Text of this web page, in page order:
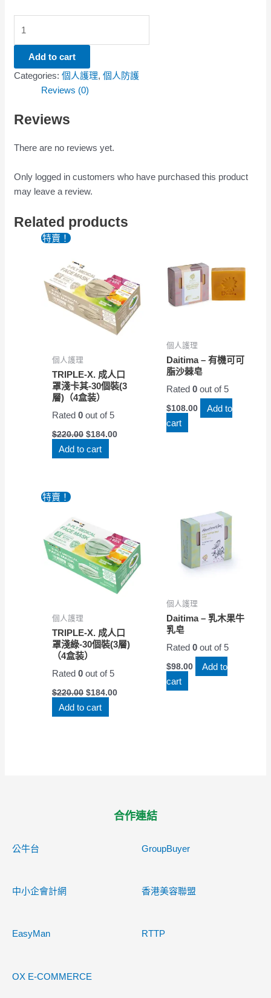
Add to cart
Categories:個人護理,個人防護
Reviews (0)
Reviews
There are no reviews yet.
Only logged in customers who have purchased this product
may leave a review.
Related products
特賣！
個人護理
TRIPLE-X. 成人口
罩淺卡其-30個裝(3
層)（4盒装）
Rated0 out of 5
$220.00 $184.00
Add to cart
個人護理
Daitima – 有機可可
脂沙棘皂
Rated 0out of 5
$108.00
Add to
cart
特賣！
個人護理
TRIPLE-X. 成人口
罩淺綠-30個裝(3層)
（4盒装）
Rated0 out of 5
$220.00 $184.00
Add to cart
個人護理
Daitima – 乳木果牛
乳皂
Rated 0out of 5
$98.00
Add to
cart
合作連結
公牛台 GroupBuyer
中小企會計網 香港美容聯盟
EasyMan RTTP
OX E-COMMERCE